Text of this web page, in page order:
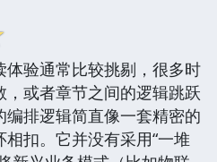
验通常比较挑剔，很多时
或者章节之间的逻辑跳跃
排逻辑简直像一套精密的
扣。它并没有采用“一堆